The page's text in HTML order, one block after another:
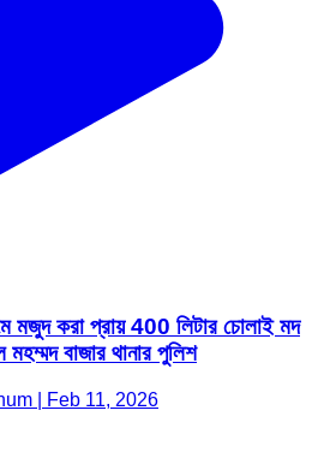
মজুদ করা প্রায় 400 লিটার চোলাই মদ
বাজার থানার পুলিশ
| Feb 11, 2026